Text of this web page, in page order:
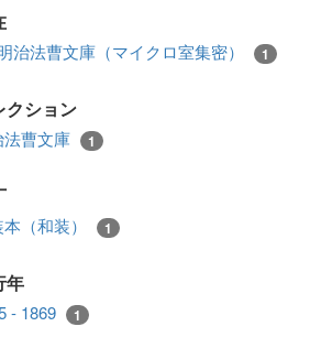
治法曹文庫（マイクロ室集密） 1
クション
法曹文庫 1
（和装） 1
年
- 1869 1